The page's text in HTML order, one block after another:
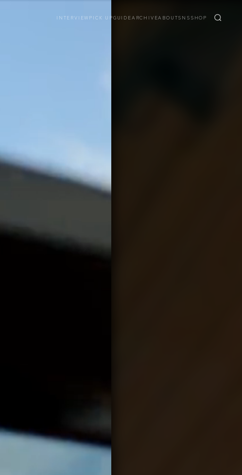
INTERVIEW PICK UPGUIDEARCHIVEABOUTSNS SHOP